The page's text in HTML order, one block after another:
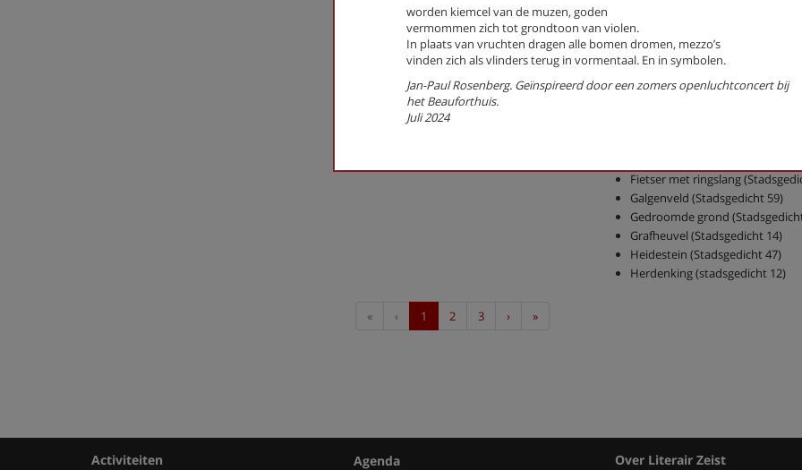
Concert (Stadsgedicht 30)
De imker (Stadsgedicht 43)
De mars (Stadsgedicht 48)
De Vissers (Stadsgedicht 51)
Fietser met ringslang
Galgenveld (Stadsgedicht 59)
Gedroomde grond
Grafheuvel (Stadsgedicht 14)
Heidestein (Stadsgedicht 47)
Herdenking (stadsgedicht 12)
«First ‹Previous
1 2 3 ›Next»Last
worden kiemcel van de muzen, goden
vermommen zich tot grondtoon van violen.
In plaats van vruchten dragen alle bomen dromen, mezzo’s
vinden zich als vlinders terug in vormentaal. En in symbolen.
Jan-Paul Rosenberg. Geïnspireerd door een zomers openluchtconcert bij
het Beauforthuis.
Juli 2024
Activiteiten Agenda Over Literair Zeist